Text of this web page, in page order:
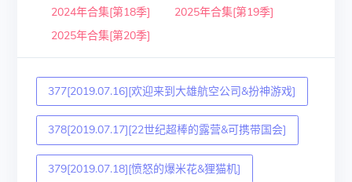
2024年合集[第18季]
2025年合集[第19季]
2025年合集[第20季]
377[2019.07.16][欢迎来到大雄航空公司&扮神游戏]
378[2019.07.17][22世纪超棒的露营&可携带国会]
379[2019.07.18][愤怒的爆米花&狸猫机]